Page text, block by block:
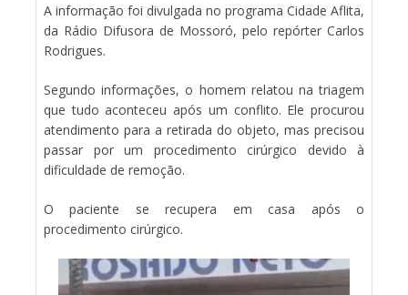
A informação foi divulgada no programa Cidade Aflita,
da Rádio Difusora de Mossoró, pelo repórter Carlos
Rodrigues.
Segundo informações, o homem relatou na triagem
que tudo aconteceu após um conflito. Ele procurou
atendimento para a retirada do objeto, mas precisou
passar por um procedimento cirúrgico devido à
dificuldade de remoção.
O paciente se recupera em casa após o
procedimento cirúrgico.